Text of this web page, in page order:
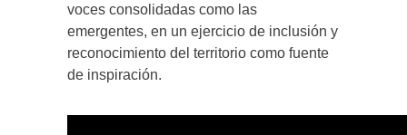
voces consolidadas como las
emergentes, en un ejercicio de inclusión y
reconocimiento del territorio como fuente
de inspiración.